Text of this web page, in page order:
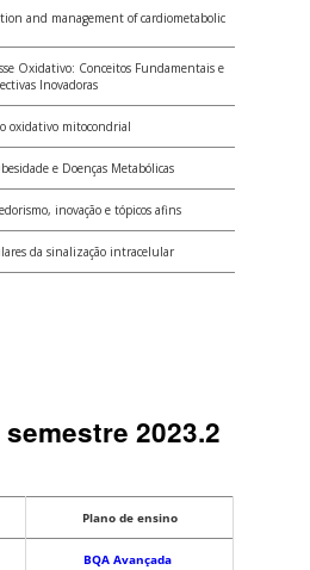
and management of cardiometabolic
Oxidativo: Conceitos Fundamentais e
Inovadoras
oxidativo mitocondrial
e Doenças Metabólicas
inovação e tópicos afins
da sinalização intracelular
2023.2
Plano de ensino
BQA Avançada